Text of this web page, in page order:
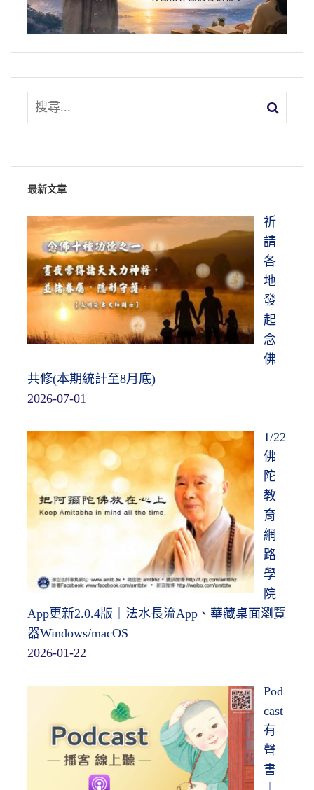
最新文章
祈
請
各
地
發
起
念
佛
共修(本期統計至8月底)
2026-07-01
1/22
佛
陀
教
育
網
路
學
院
App更新2.0.4版｜法水長流App、華藏桌面瀏覽
器Windows/macOS
2026-01-22
Pod
cast
有
聲
書